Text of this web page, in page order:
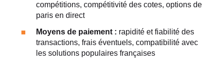
compétitions, compétitivité des cotes, options de
paris en direct
Moyens de paiement : rapidité et fiabilité des
transactions, frais éventuels, compatibilité avec
les solutions populaires françaises